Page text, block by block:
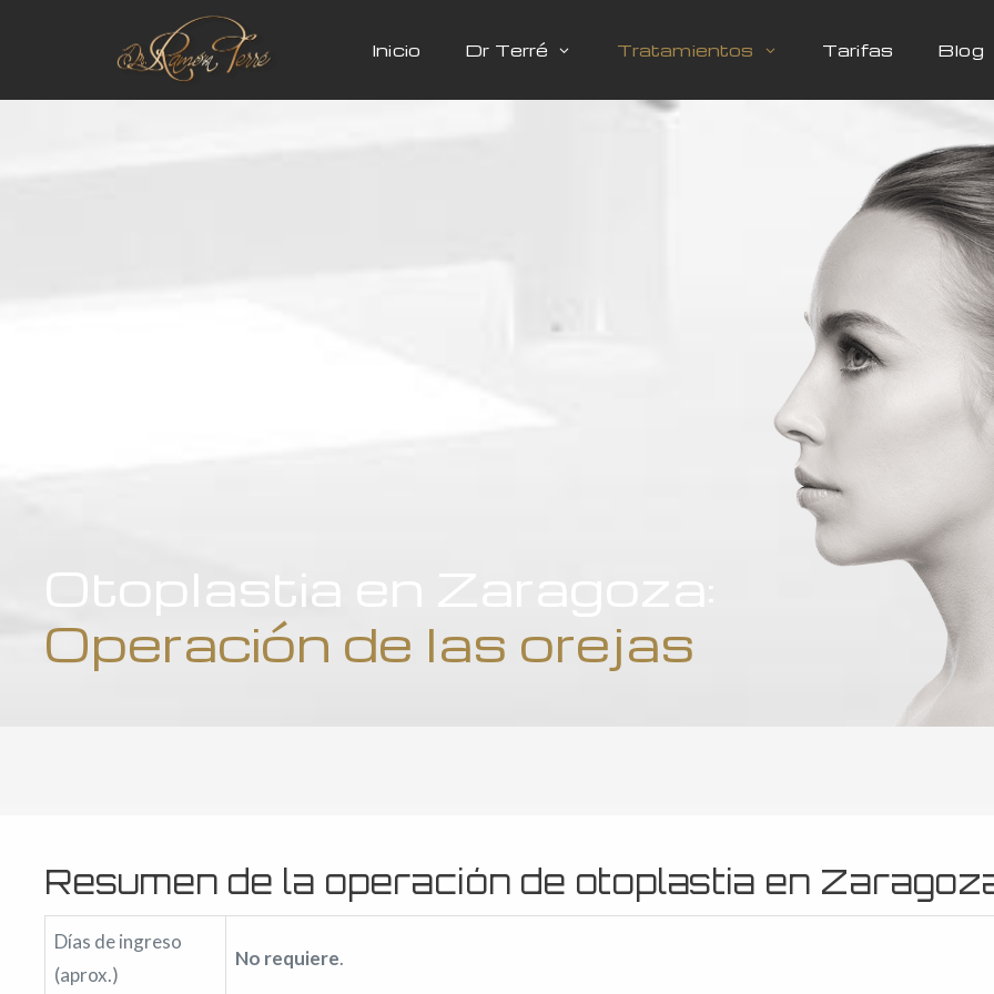
Inicio Dr Terré Tratamientos Tarifas Blog
Otoplastia en Zaragoza:
Operación de las orejas
Resumen de la operación de otoplastia en
Días de ingreso
(aprox.)
No requiere.